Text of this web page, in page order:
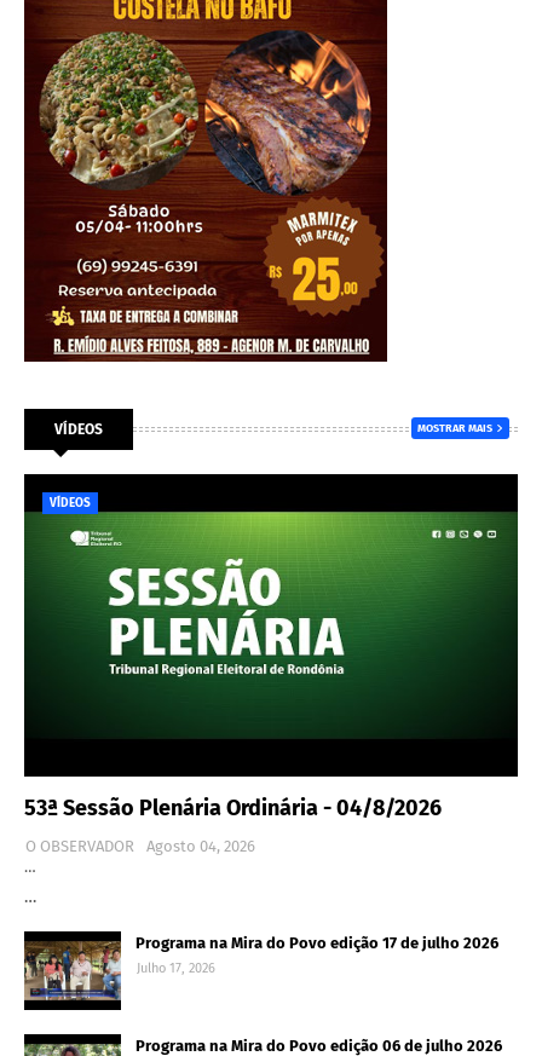
VÍDEOS MOSTRAR MAIS
VÍDEOS
53ª Sessão Plenária Ordinária - 04/8/2026
O OBSERVADOR
Agosto 04, 2026
…
…
Programa na Mira do Povo edição 17 de julho 2026
Julho 17, 2026
Programa na Mira do Povo edição 06 de julho 2026